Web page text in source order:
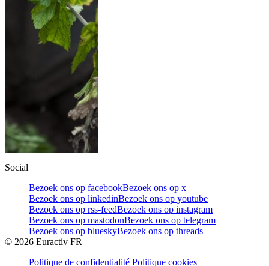
Social
Bezoek ons op facebookBezoek ons op x
Bezoek ons op linkedinBezoek ons op youtube
Bezoek ons op rss-feedBezoek ons op instagram
Bezoek ons op mastodonBezoek ons op telegram
Bezoek ons op blueskyBezoek ons op threads
© 2026 Euractiv FR
Politique de confidentialité Politique cookies